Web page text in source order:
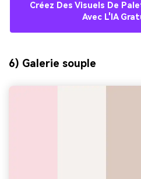
Créez Des Visuels De
Avec L'IA
6) Galerie souple